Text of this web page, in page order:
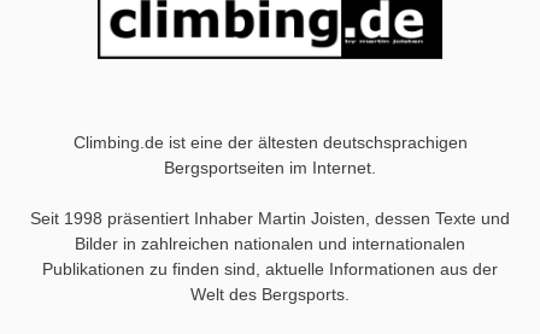
Climbing.de ist eine der ältesten deutschsprachigen
Bergsportseiten im Internet.
Seit 1998 präsentiert Inhaber Martin Joisten, dessen Texte und
Bilder in zahlreichen nationalen und internationalen
Publikationen zu finden sind, aktuelle Informationen aus der
Welt des Bergsports.